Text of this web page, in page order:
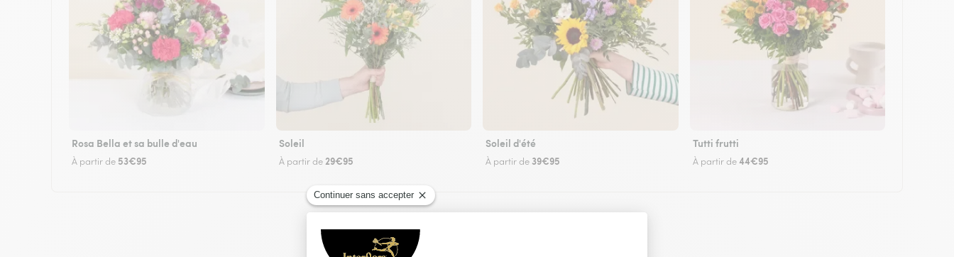
Rosa Bella et sa bulle d'eau
À partir de 53€95
Soleil
À partir de 29€95
Soleil d'été
À partir de 39€95
Tutti frutti
À partir de44€95